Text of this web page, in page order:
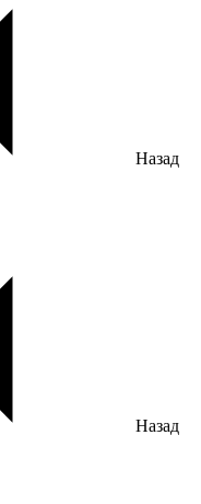
Назад
Назад